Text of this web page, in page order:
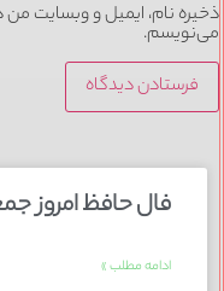
ذخیره نام، ایمیل و وبسایت من
می‌نویسم.
فال حافظ امروز جمعه 24 بهمن
ادامه مطلب »